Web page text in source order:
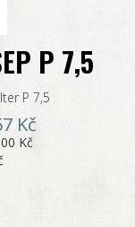
P 7,5
P 7,5
Kč
Kč